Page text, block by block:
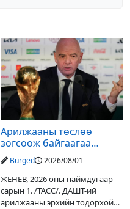
Арилжааны төслөө
зогсоож байгаагаа
Ж.Инфантино мэдэгдэв
Burged 2026/08/01
ЖЕНЕВ, 2026 оны наймдугаар
сарын 1. /ТАСС/. ДАШТ-ий
арилжааны эрхийн тодорхой